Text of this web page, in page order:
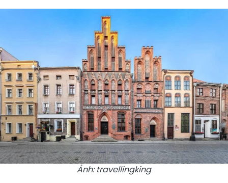
Ảnh: travellingking